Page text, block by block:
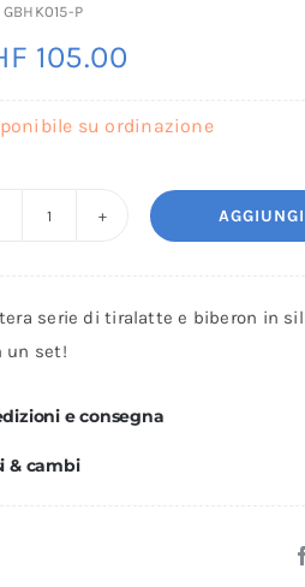
GBHK015-P
105.00
su ordinazione
3
-
Haakaa
serie di tiralatte e biberon in
un set!
e consegna
& cambi